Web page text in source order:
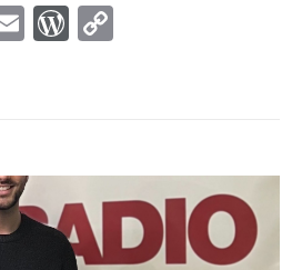
EmailWordPress